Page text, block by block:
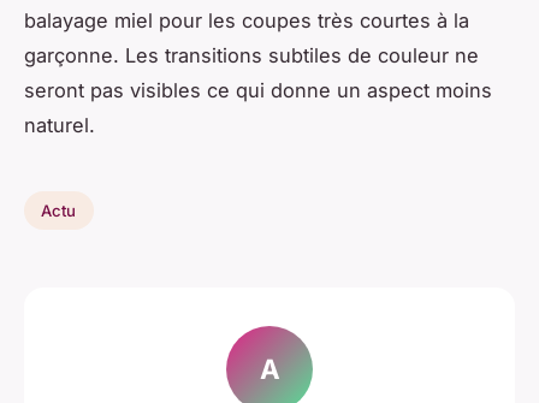
balayage miel pour les coupes très courtes à la
garçonne. Les transitions subtiles de couleur ne
seront pas visibles ce qui donne un aspect moins
naturel.
Actu
A